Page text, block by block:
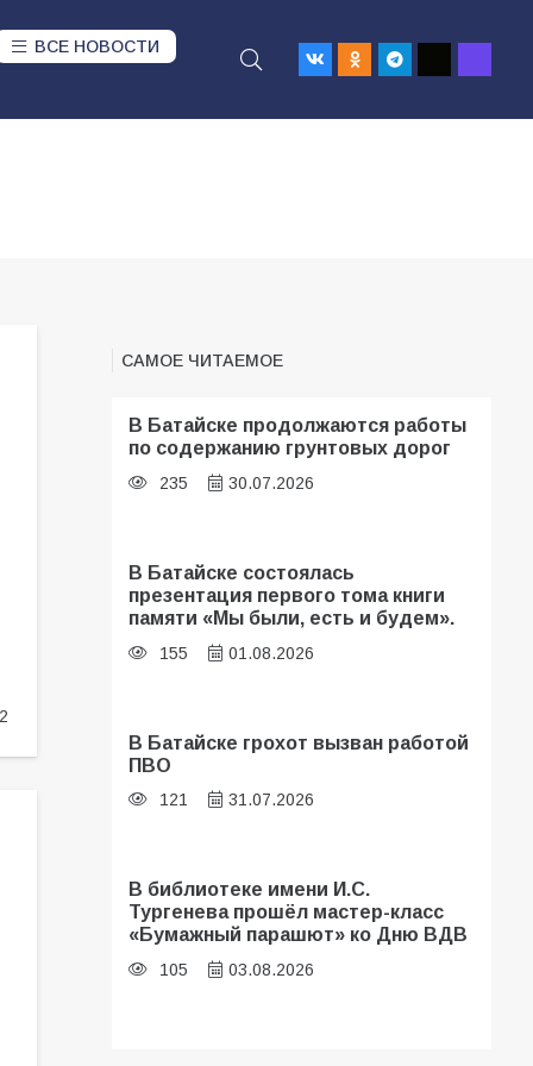
ВСЕ НОВОСТИ
САМОЕ ЧИТАЕМОЕ
В Батайске продолжаются работы
по содержанию грунтовых дорог
235 30.07.2026
В Батайске состоялась
презентация первого тома книги
памяти «Мы были, есть и будем».
155 01.08.2026
В Батайске грохот вызван работой
ПВО
121 31.07.2026
В библиотеке имени И.С.
Тургенева прошёл мастер-класс
«Бумажный парашют» ко Дню ВДВ
105 03.08.2026